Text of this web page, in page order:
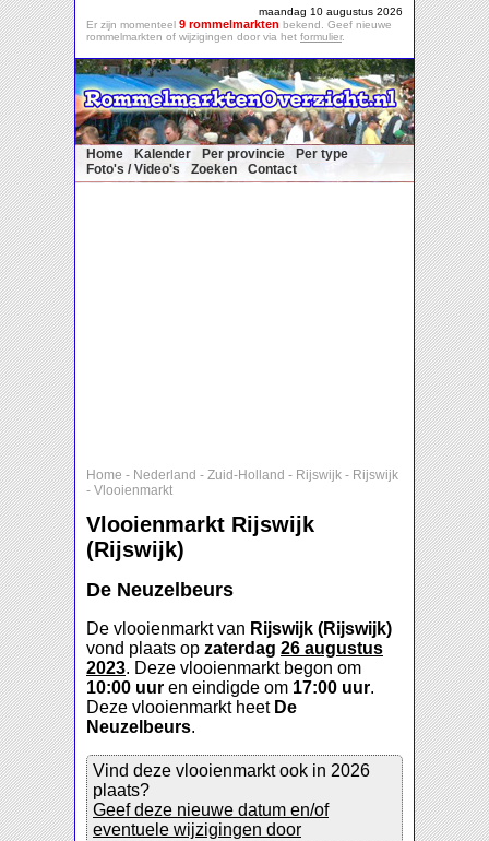
maandag 10 augustus 2026
Er zijn momenteel 9 rommelmarkten bekend. Geef nieuwe
rommelmarkten of wijzigingen door via het formulier.
Home Kalender Per provincie
Per type
Foto's / Video's
Zoeken Contact
Home - Nederland - Zuid-Holland - Rijswijk - Rijswijk
- Vlooienmarkt
Vlooienmarkt Rijswijk
(Rijswijk)
De Neuzelbeurs
De vlooienmarkt van Rijswijk (Rijswijk)
vond plaats op zaterdag 26 augustus
2023. Deze vlooienmarkt begon om
10:00 uur en eindigde om 17:00 uur.
Deze vlooienmarkt heet De
Neuzelbeurs.
Vind deze vlooienmarkt ook in 2026
plaats?
Geef deze nieuwe datum en/of
eventuele wijzigingen door